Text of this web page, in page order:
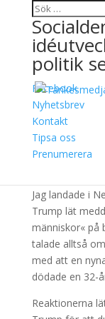
politik
Facebook
Nyhetsbrev
Kontakt
Tipsa oss
Prenumerera
4 oktober, 2017
Jag landade i
Trump lät
människor« på
talade alltså
med att en
dödade en 32-
Reaktionerna